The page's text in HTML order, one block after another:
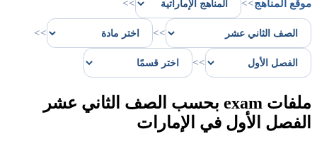
موقع المناهج>>
>>
>>
>>
>>
ملفات exam بحسب الصف الثاني عشر
الفصل الأول في الإمارات